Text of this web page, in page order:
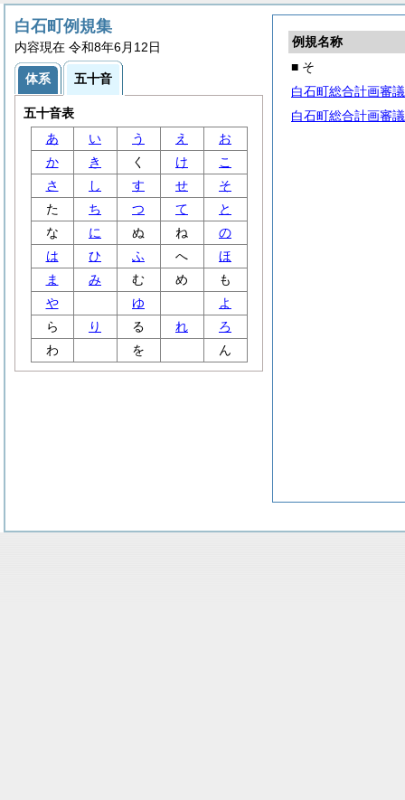
例規名称
■ そ
白石町総合計画審
白石町総合計画審
白石町例規集
内容現在 令和8年6月12日
体系 五十音
五十音表
あ
い う え
お
か
き く け
こ
さ
し す せ
そ
た
ち つ て
と
な
に ぬ ね
の
は
ひ ふ へ
ほ
ま
み む め
も
や
ゆ
よ
ら
り る れ
ろ
わ
を ん